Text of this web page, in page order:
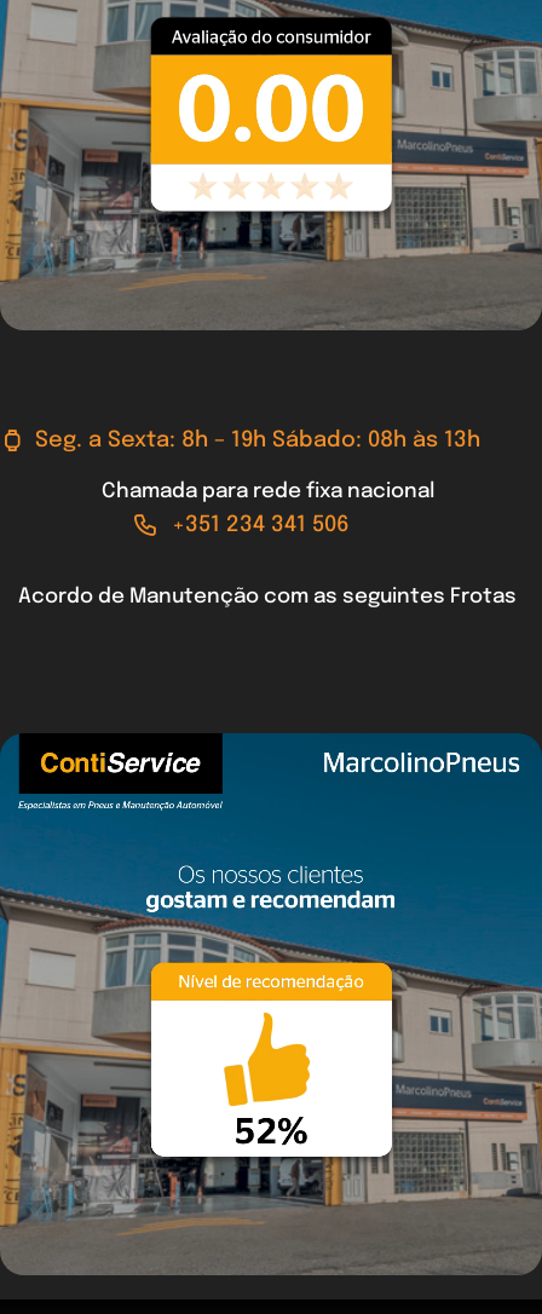
Seg. a Sexta: 8h – 19h Sábado: 08h às 13h
Chamada para rede fixa nacional
+351 234 341 506
Acordo de Manutenção com as seguintes Frotas